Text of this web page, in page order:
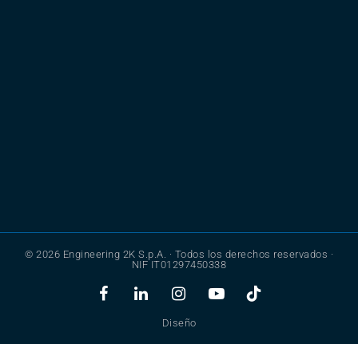
© 2026 Engineering 2K S.p.A. · Todos los derechos reservados ·
NIF IT01297450338
Diseño